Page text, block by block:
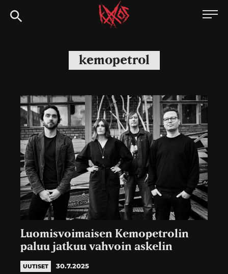
Siirry
suoraan
Kaaoszine
kemopetrol
Luomisvoimaisen Kemopetrolin
paluu jatkuu vahvoin askelin
UUTISET 30.7.2025